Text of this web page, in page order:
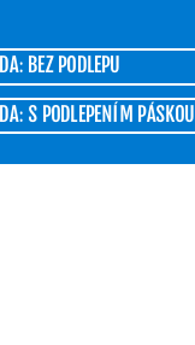
BEZ PODLEPU
S PODLEPENÍM PÁSKOU